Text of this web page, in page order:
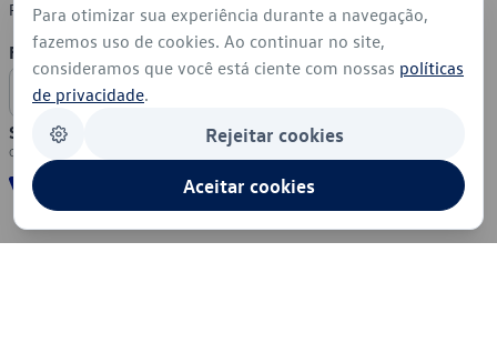
Política de Cookies
Formas de Pagamento
Segurança
Para otimizar sua experiência durante a navegação,
fazemos uso de cookies. Ao continuar no site,
consideramos que você está ciente com nossas políticas
de privacidade.
Rejeitar cookies
Aceitar cookies